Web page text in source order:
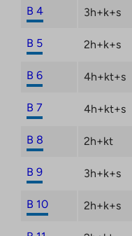
B 4 3h+k+s
B 5 2h+k+s
B 6 4h+kt+s
B 7 4h+kt+s
B 8 2h+kt
B 9 3h+k+s
B 10 2h+k+s